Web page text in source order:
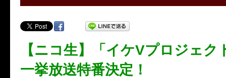
【ニコ生】「イケVプロジェク
一挙放送特番決定！